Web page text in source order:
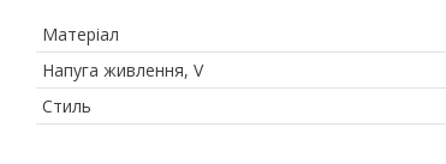
Матеріал
Напуга живлення, V
Стиль